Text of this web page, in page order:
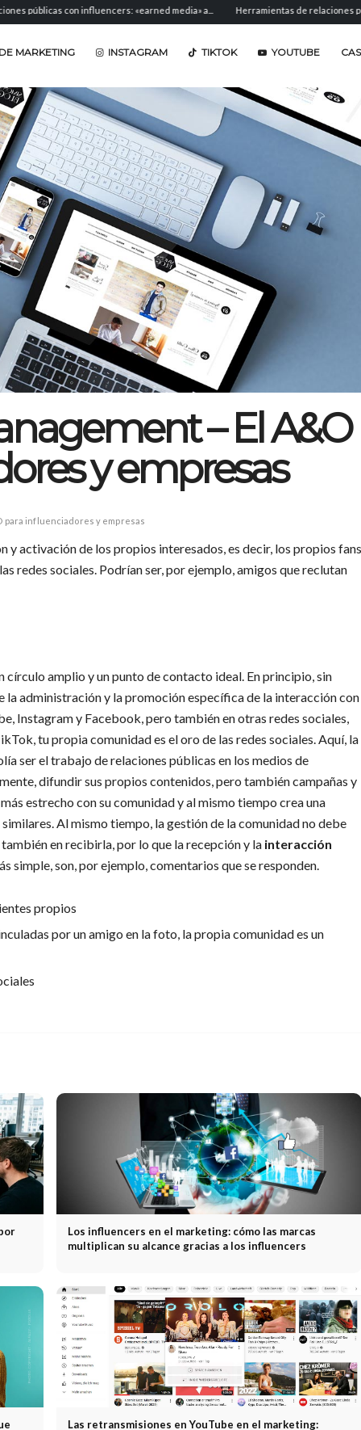
con influencers: «earned media» a... Herramientas de relaciones públicas:
MARKETING INSTAGRAM TIKTOK YOUTUBE
– El A&O
y empresas
para influenciadores y empresas
y activación de los propios interesados, es decir, los propios fans
redes sociales. Podrían ser, por ejemplo, amigos que reclutan
círculo amplio y un punto de contacto ideal. En principio, sin
la administración y la promoción específica de la interacción con
Instagram y Facebook, pero también en otras redes sociales,
tu propia comunidad es el oro de las redes sociales. Aquí, la
ser el trabajo de relaciones públicas en los medios de
difundir sus propios contenidos, pero también campañas y
estrecho con su comunidad y al mismo tiempo crea una
Al mismo tiempo, la gestión de la comunidad no debe
en recibirla, por lo que la recepción y la interacción
simple, son, por ejemplo, comentarios que se responden.
propios
por un amigo en la foto, la propia comunidad es un
Los influencers en el marketing: cómo las marcas
multiplican su alcance gracias a los influencers
Las retransmisiones en YouTube en el marketing: